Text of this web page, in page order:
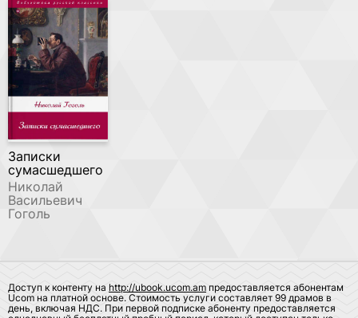
Записки
сумасшедшего
Николай
Васильевич
Гоголь
Доступ к контенту на http://ubook.ucom.am предоставляется абонентам
Ucom на платной основе. Стоимость услуги составляет 99 драмов в
день, включая НДС. При первой подписке абоненту предоставляется